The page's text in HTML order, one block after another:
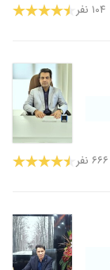
۱۰۴ نفر
۶۶۶ نفر